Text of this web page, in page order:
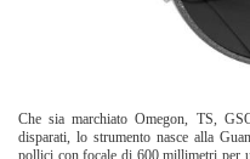
Che sia marchiato Omegon, TS,
disparati, lo strumento nasce alla